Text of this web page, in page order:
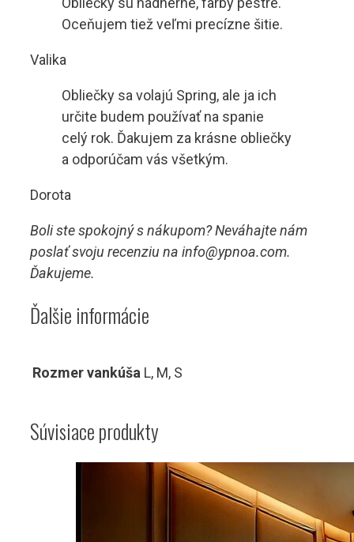
Oceňujem tiež veľmi precízne šitie.
Valika
Obliečky sa volajú Spring, ale ja ich
určite budem používať na spanie
celý rok. Ďakujem za krásne obliečky
a odporúčam vás všetkým.
Dorota
Boli ste spokojný s nákupom? Neváhajte nám
poslať svoju recenziu na info@ypnoa.com.
Ďakujeme.
Ďalšie informácie
Rozmer vankúša L, M, S
Súvisiace produkty